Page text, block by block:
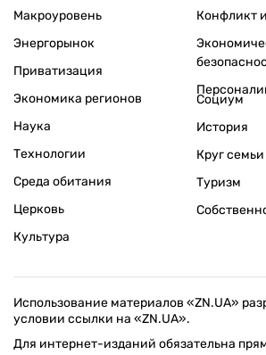
Макроуровень
Энергорынок
Приватизация
Экономика регионов
Конфликт
Наука
Технологии
Среда обитания
Церковь
Культура
Социум
История
Круг семьи
Туризм
Использование материалов «ZN.UA»
условии ссылки на «ZN.UA».
Для интернет-изданий обязательна